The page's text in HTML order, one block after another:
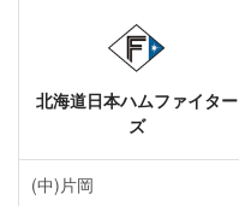
北海道日本ハムファイター
ズ
(中)片岡